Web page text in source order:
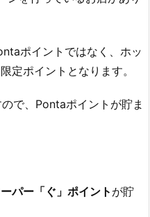
ポイントではなく、ホッ
定ポイントとなります。
で、Pontaポイントが貯ま
パー「ぐ」ポイント が貯